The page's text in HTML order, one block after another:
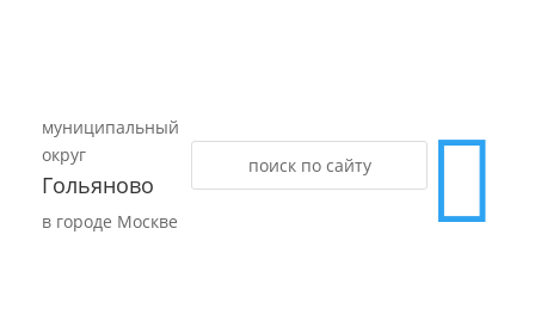
муниципальный
округ
Гольяново
в городе Москве 